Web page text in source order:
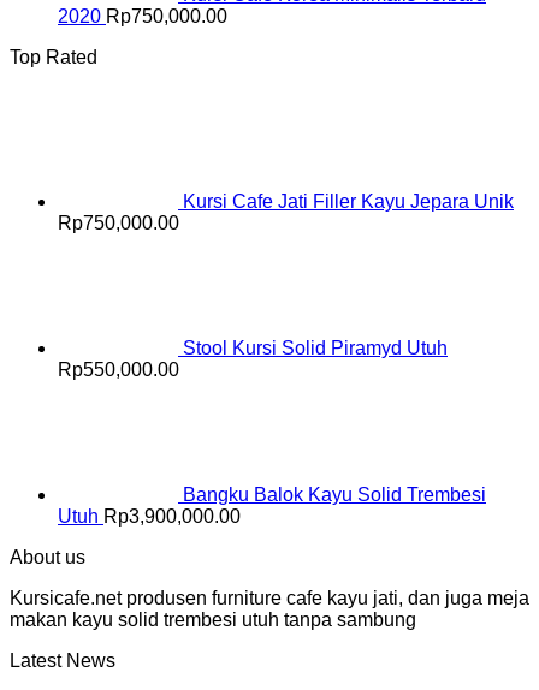
2020 Rp750,000.00
Top Rated
Kursi Cafe Jati Filler Kayu Jepara Unik
Rp750,000.00
Stool Kursi Solid Piramyd Utuh
Rp550,000.00
Bangku Balok Kayu Solid Trembesi
Utuh Rp3,900,000.00
About us
Kursicafe.net produsen furniture cafe kayu jati, dan juga meja
makan kayu solid trembesi utuh tanpa sambung
Latest News